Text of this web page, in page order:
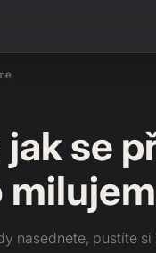
se
nasednete, pustíte